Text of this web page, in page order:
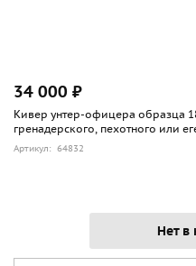
34 000 ₽
Кивер унтер-офицера образца
гренадерского, пехотного или
Артикул: 64832
Нет в